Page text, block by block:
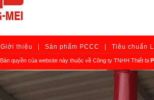
Giới thiệu Sản phẩm PCCC Tiêu chuẩn
Bản quyền của website này thuộc về Công ty TNHH Thiết bị